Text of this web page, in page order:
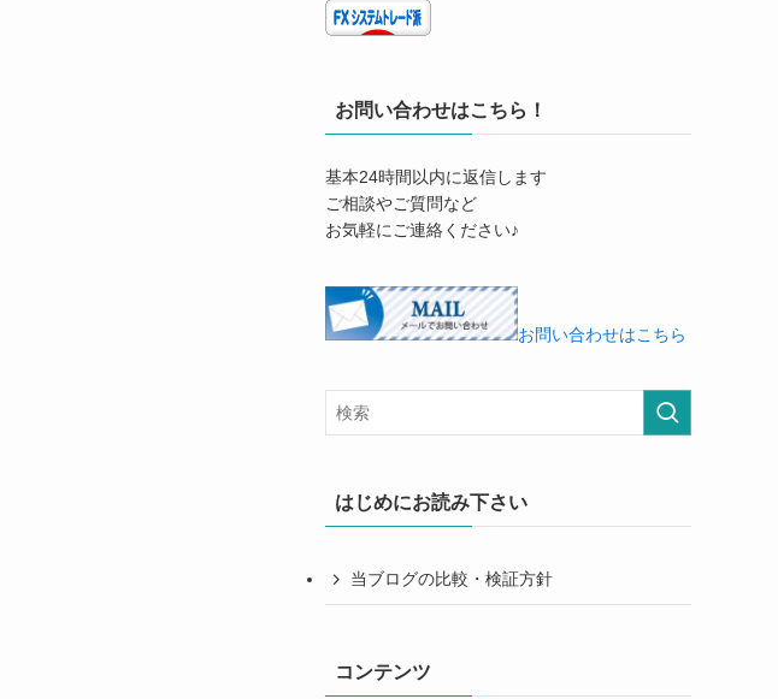
お問い合わせはこちら！
基本24時間以内に返信します
ご相談やご質問など
お気軽にご連絡ください♪
お問い合わせはこちら
はじめにお読み下さい
当ブログの比較・検証方針
コンテンツ